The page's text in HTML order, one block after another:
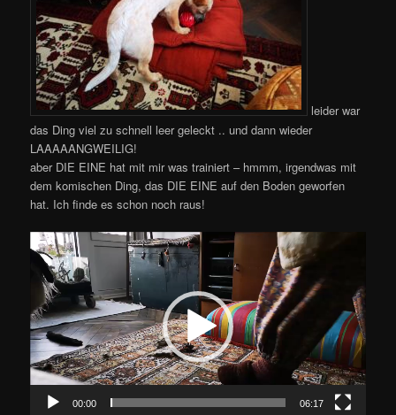
leider war
das Ding viel zu schnell leer geleckt .. und dann wieder
LAAAAANGWEILIG!
aber DIE EINE hat mit mir was trainiert – hmmm, irgendwas mit
dem komischen Ding, das DIE EINE auf den Boden geworfen
hat. Ich finde es schon noch raus!
Video-
Player
00:00 06:17